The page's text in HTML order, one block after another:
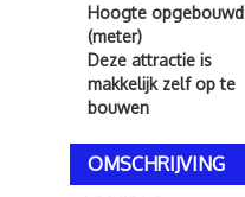
Hoogte opgebouwd
(meter)
Deze attractie is
makkelijk zelf op te
bouwen
OMSCHRIJVING